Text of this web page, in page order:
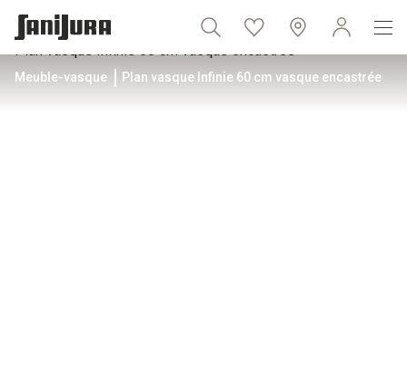
Meuble-vasque Plan vasque Infinie 60 cm vasque encastrée